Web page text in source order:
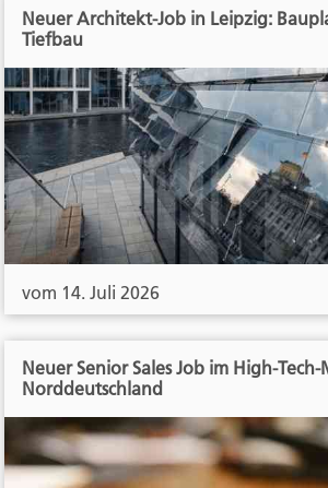
Neuer Architekt-Job in Leipzig:
Tiefbau
vom 14. Juli 2026
Neuer Senior Sales Job im High-
Norddeutschland